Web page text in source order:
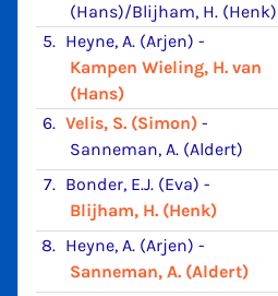
(Hans)/Blijham, H. (Henk)
5. Heyne, A. (Arjen) -
Kampen Wieling, H. van
(Hans)
6. Velis, S. (Simon) -
Sanneman, A. (Aldert)
7. Bonder, E.J. (Eva) -
Blijham, H. (Henk)
8. Heyne, A. (Arjen) -
Sanneman, A. (Aldert)